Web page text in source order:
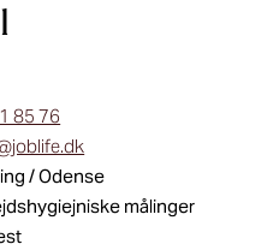
85 76
/ Odense
målinger